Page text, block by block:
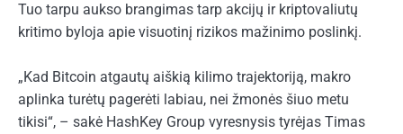
Tuo tarpu aukso brangimas tarp akcijų ir kriptovaliutų
kritimo byloja apie visuotinį rizikos mažinimo poslinkį.
„Kad Bitcoin atgautų aiškią kilimo trajektoriją, makro
aplinka turėtų pagerėti labiau, nei žmonės šiuo metu
tikisi“, – sakė HashKey Group vyresnysis tyrėjas Timas